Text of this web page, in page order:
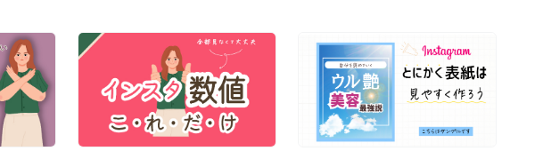
ゃうんですよね。。。余白のこと。だか
ら、貼っておきましょう！！【3. 「要ら
ないもの」を排除する】入れる情報が多
いと、ギュウギュウに詰め込まなければ
ならなくなりますよね？これを避けまし
ょう。なので、不要なものは削ぎ落とし
ます。まとめられるものはまとめる。◉解
決策・ミニマルデザインを目指す「少な
ォント、レイアウトを参考にしてくださ
いね。◉カラー：シンプルで落ち着いたト
ーン（ベージュ、グレー、モノトーンな
ど）◉フォント：読みやすく洗練された明
朝体や手書きフォントが多いです！◉レイ
アウト：写真を活かしたレイアウト（写
真が主役で文字が補足）余白をたっぷり
ます。
て、最
な場面を
敗する人
方法」に
は「失
です。そ
失敗を繰
マーケ視点でデザインを考えていくこと
が大事だと思うのですが、このマーケ視
点ばかりでデザイン作っていくと、見て
もくれないことがあります。その理由
は、「女性はおしゃれデザインがそもそ
も好き」と言うこと。ターゲットが女性
の場合、そもそもおしゃれデザインが好
きなのです。わかりやすく言うと、「お
と不安を抱えながらデザインしていた時
期があります。でも、この悩みはある準
備をしておくだけで一瞬で解決するんで
す。【解決策は「準備をしておくこ
と」】デザインを作る前に、少しだけ準
備をしておけば、「ぶれないデザイン」
がスムーズに作れるようになります！で